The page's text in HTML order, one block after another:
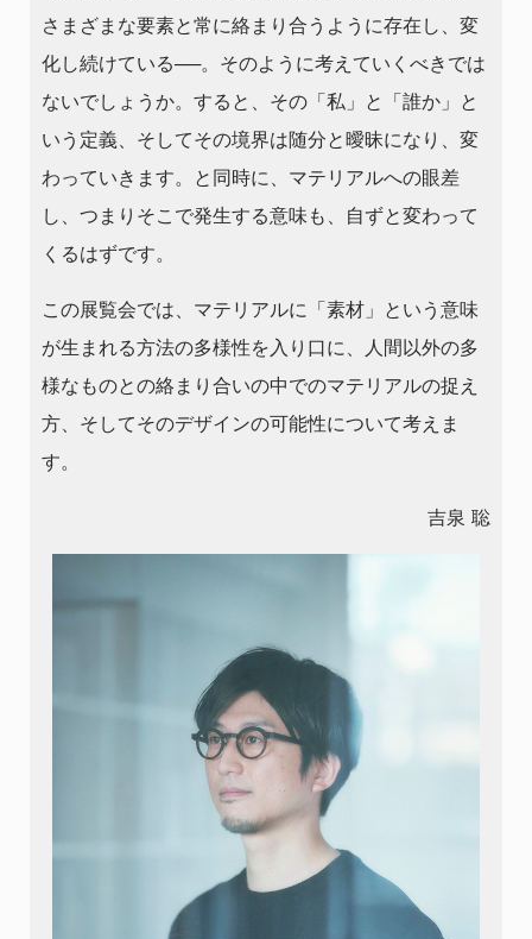
さまざまな要素と常に絡まり合うように存在し、変
化し続けている──。そのように考えていくべきでは
ないでしょうか。すると、その「私」と「誰か」と
いう定義、そしてその境界は随分と曖昧になり、変
わっていきます。と同時に、マテリアルへの眼差
し、つまりそこで発生する意味も、自ずと変わって
くるはずです。
この展覧会では、マテリアルに「素材」という意味
が生まれる方法の多様性を入り口に、人間以外の多
様なものとの絡まり合いの中でのマテリアルの捉え
方、そしてそのデザインの可能性について考えま
す。
吉泉 聡